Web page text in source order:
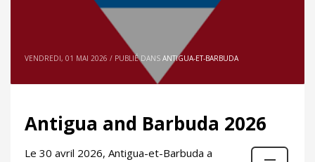
VENDREDI, 01 MAI 2026 / PUBLIÉ DANS ANTIGUA-ET-BARBUDA
Antigua and Barbuda 2026
Le 30 avril 2026, Antigua-et-Barbuda a